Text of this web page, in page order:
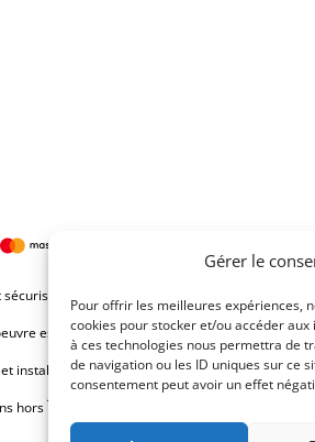
Gérer le
Pour offrir les meilleures expériences,
cookies pour stocker et/ou accéder
à ces technologies nous permettra de
de navigation ou les ID uniques sur ce
consentement peut avoir un effet
via Stripe ou Paypal.
est unique et signée, fournie avec une
installation OFFERTES sur La Réunion à partir de
hors Île de la Réunion, merci de nous contacter